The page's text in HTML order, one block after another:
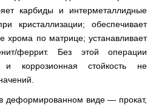
карбиды и интерметаллидные
кристаллизации; обеспечивает
хрома по матрице; устанавливает
феррит. Без этой операции
и коррозионная стойкость не
деформированном виде — прокат,